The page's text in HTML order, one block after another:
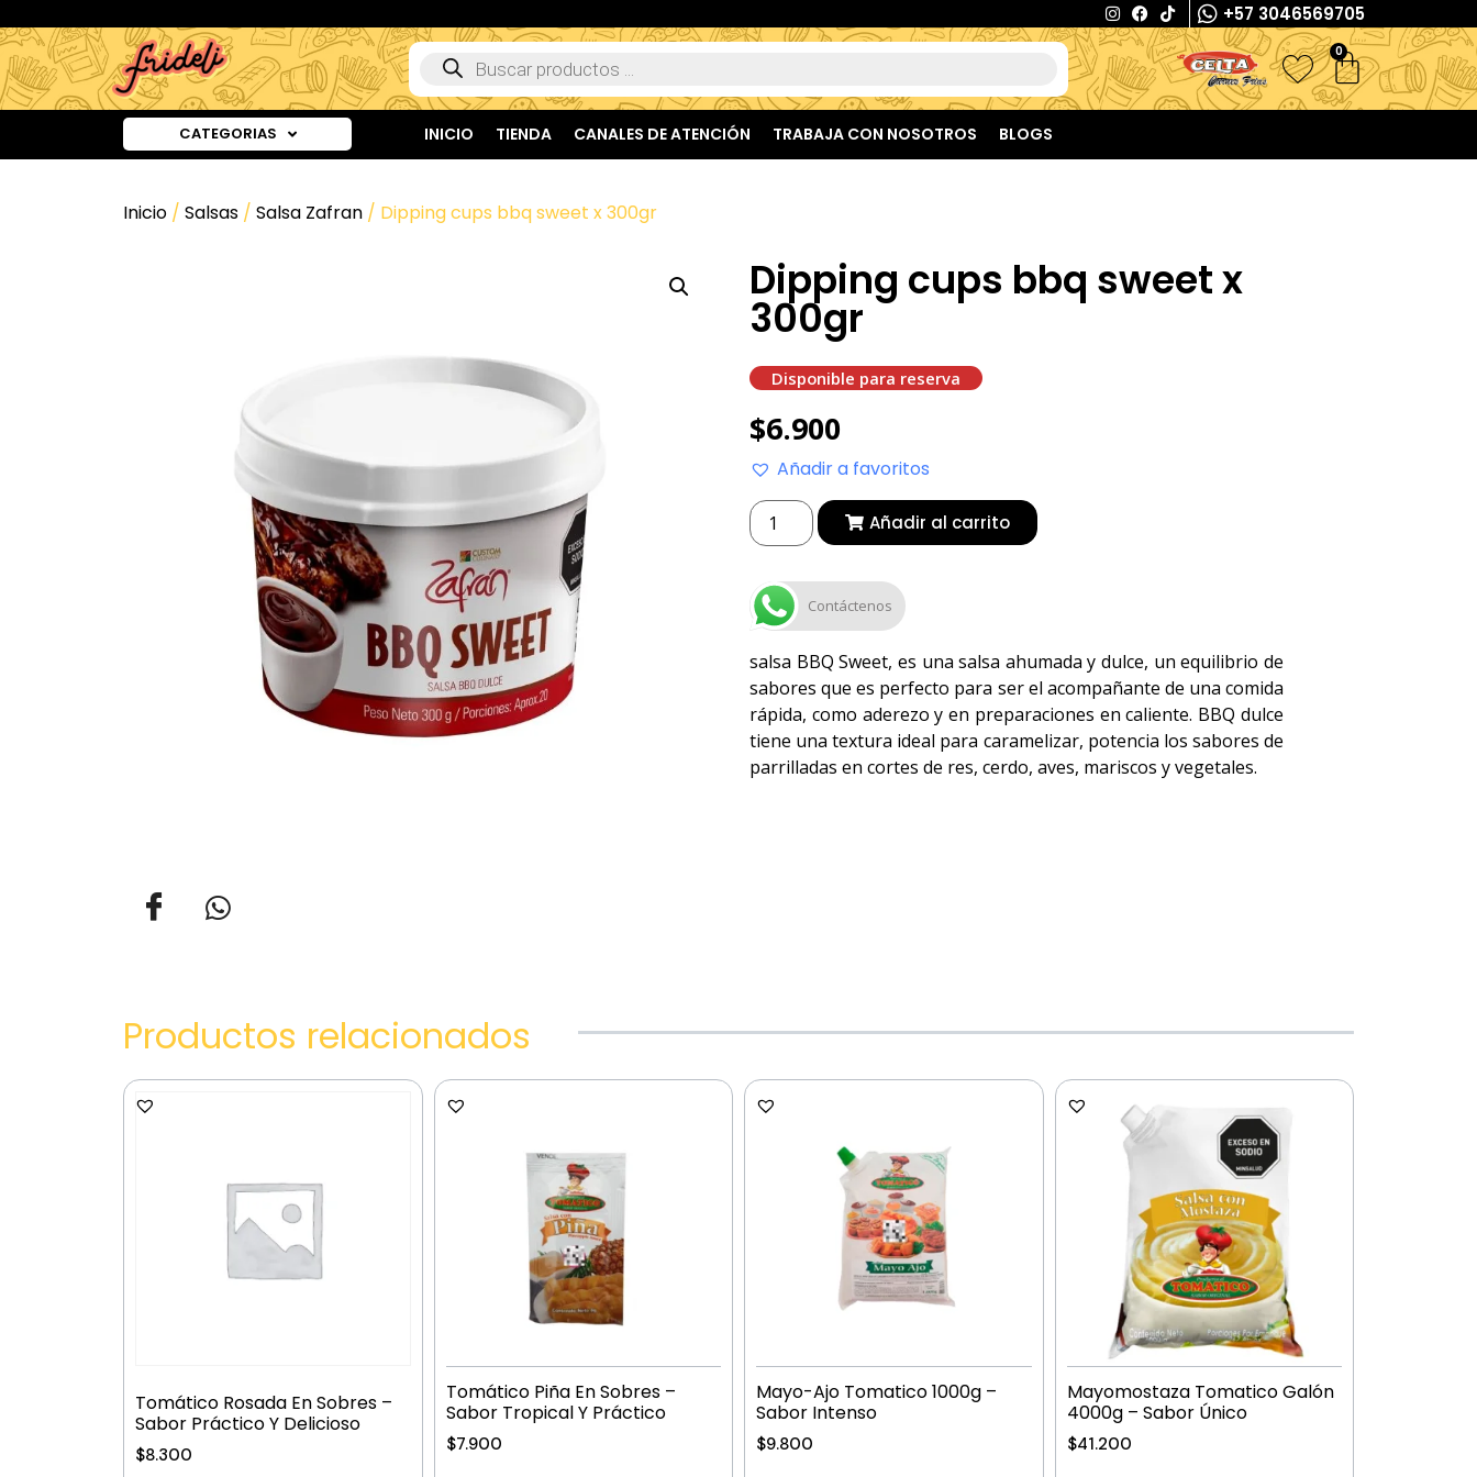
+57 3046569705
0
CATEGORIAS INICIO TIENDA CANALES DE ATENCIÓN TRABAJA CON NOSOTROS BLOGS
Inicio / Salsas / Salsa Zafran / Dipping cups bbq sweet x 300gr
Dipping cups bbq sweet x
300gr
Disponible para reserva
$6.900
Añadir a favoritos
Añadir al carrito
Contáctenos
salsa BBQ Sweet, es una salsa ahumada y dulce, un equilibrio de
sabores que es perfecto para ser el acompañante de una comida
rápida, como aderezo y en preparaciones en caliente. BBQ dulce
tiene una textura ideal para caramelizar, potencia los sabores de
parrilladas en cortes de res, cerdo, aves, mariscos y vegetales.
Productos relacionados
Tomático Rosada En Sobres –
Sabor Práctico Y Delicioso
$8.300
Tomático Piña En Sobres –
Sabor Tropical Y Práctico
$7.900
Mayo-Ajo Tomatico 1000g –
Sabor Intenso
$9.800
Mayomostaza Tomatico Galón
4000g – Sabor Único
$41.200